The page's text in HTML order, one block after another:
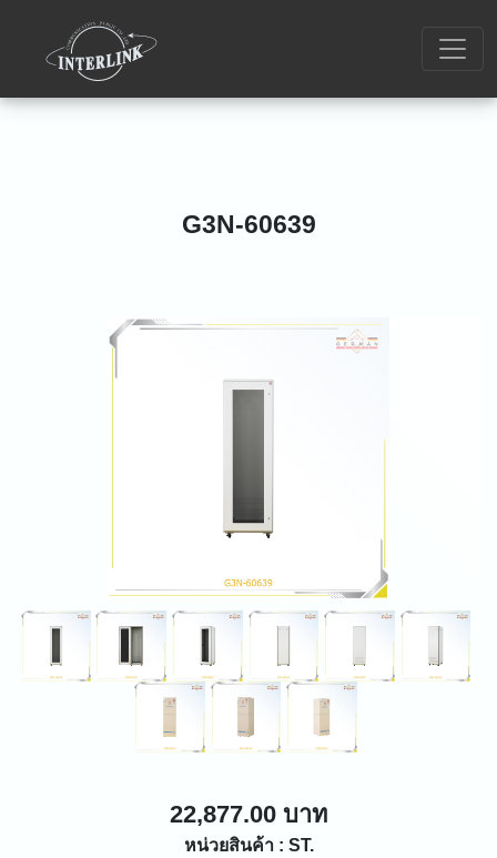
G3N-60639
22,877.00 บาท
หน่วยสินค้า : ST.